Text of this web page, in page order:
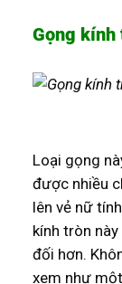
Gọng kính
Loại gọng
được nhiều
lên vẻ nữ
kính tròn
đối hơn.
xem như